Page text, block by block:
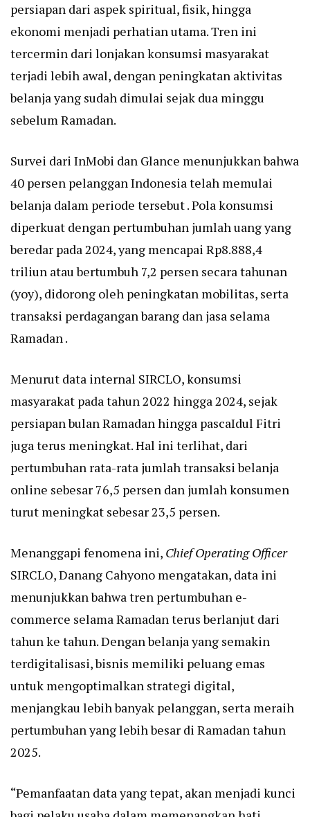
persiapan dari aspek spiritual, fisik, hingga
ekonomi menjadi perhatian utama. Tren ini
tercermin dari lonjakan konsumsi masyarakat
terjadi lebih awal, dengan peningkatan aktivitas
belanja yang sudah dimulai sejak dua minggu
sebelum Ramadan.
Survei dari InMobi dan Glance menunjukkan bahwa
40 persen pelanggan Indonesia telah memulai
belanja dalam periode tersebut . Pola konsumsi
diperkuat dengan pertumbuhan jumlah uang yang
beredar pada 2024, yang mencapai Rp8.888,4
triliun atau bertumbuh 7,2 persen secara tahunan
(yoy), didorong oleh peningkatan mobilitas, serta
transaksi perdagangan barang dan jasa selama
Ramadan .
Menurut data internal SIRCLO, konsumsi
masyarakat pada tahun 2022 hingga 2024, sejak
persiapan bulan Ramadan hingga pascaIdul Fitri
juga terus meningkat. Hal ini terlihat, dari
pertumbuhan rata-rata jumlah transaksi belanja
online sebesar 76,5 persen dan jumlah konsumen
turut meningkat sebesar 23,5 persen.
Menanggapi fenomena ini, Chief Operating Officer
SIRCLO, Danang Cahyono mengatakan, data ini
menunjukkan bahwa tren pertumbuhan e-
commerce selama Ramadan terus berlanjut dari
tahun ke tahun. Dengan belanja yang semakin
terdigitalisasi, bisnis memiliki peluang emas
untuk mengoptimalkan strategi digital,
menjangkau lebih banyak pelanggan, serta meraih
pertumbuhan yang lebih besar di Ramadan tahun
2025.
“Pemanfaatan data yang tepat, akan menjadi kunci